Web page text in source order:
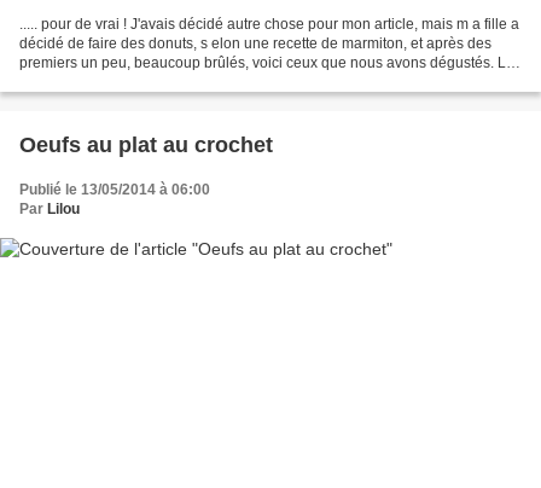
..... pour de vrai ! J'avais décidé autre chose pour mon article, mais m a fille a
décidé de faire des donuts, s elon une recette de marmiton, et après des
premiers un peu, beaucoup brûlés, voici ceux que nous avons dégustés. Le
Oeufs au plat au crochet
Publié le 13/05/2014 à 06:00
Par Lilou